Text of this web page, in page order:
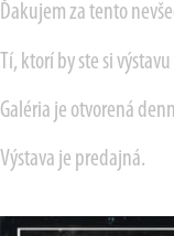
Ďakujem za tento
Tí, ktorí by ste si
Galéria je otvorená
Výstava je predajná.